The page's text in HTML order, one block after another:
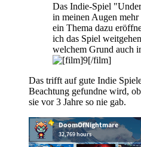
Das Indie-Spiel
in meinen Augen mehr
ein Thema dazu
ich das Spiel
welchem Grund auch
Das trifft auf gute Indie
Beachtung gefundne wird,
sie vor 3 Jahre so nie gab.